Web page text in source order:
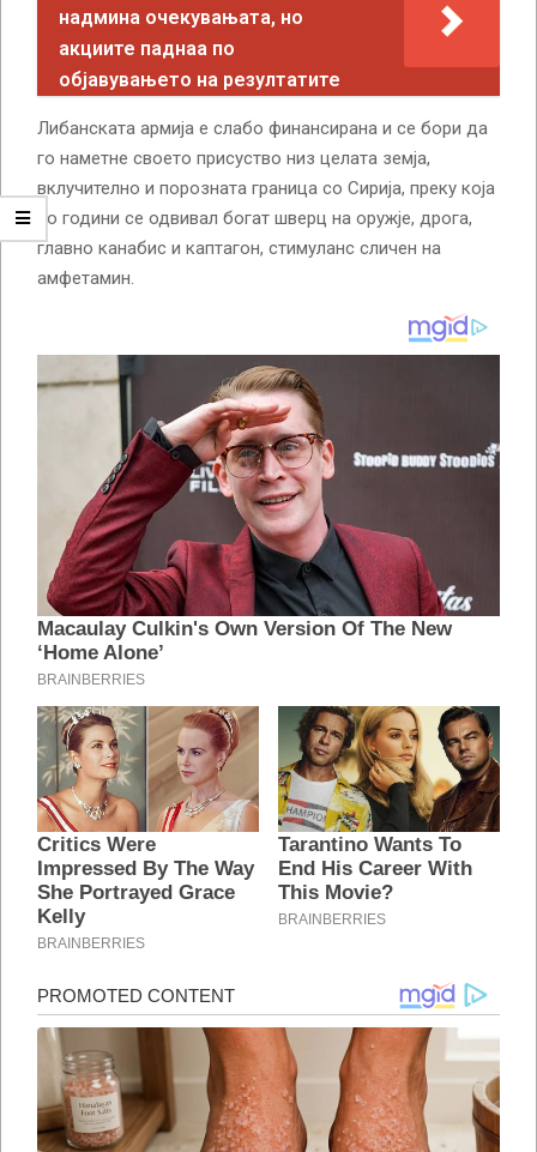
надмина очекувањата, но
акциите паднаа по
објавувањето на резултатите
Либанската армија е слабо финансирана и се бори да
го наметне своето присуство низ целата земја,
вклучително и порозната граница со Сирија, преку која
со години се одвивал богат шверц на оружје, дрога,
главно канабис и каптагон, стимуланс сличен на
амфетамин.